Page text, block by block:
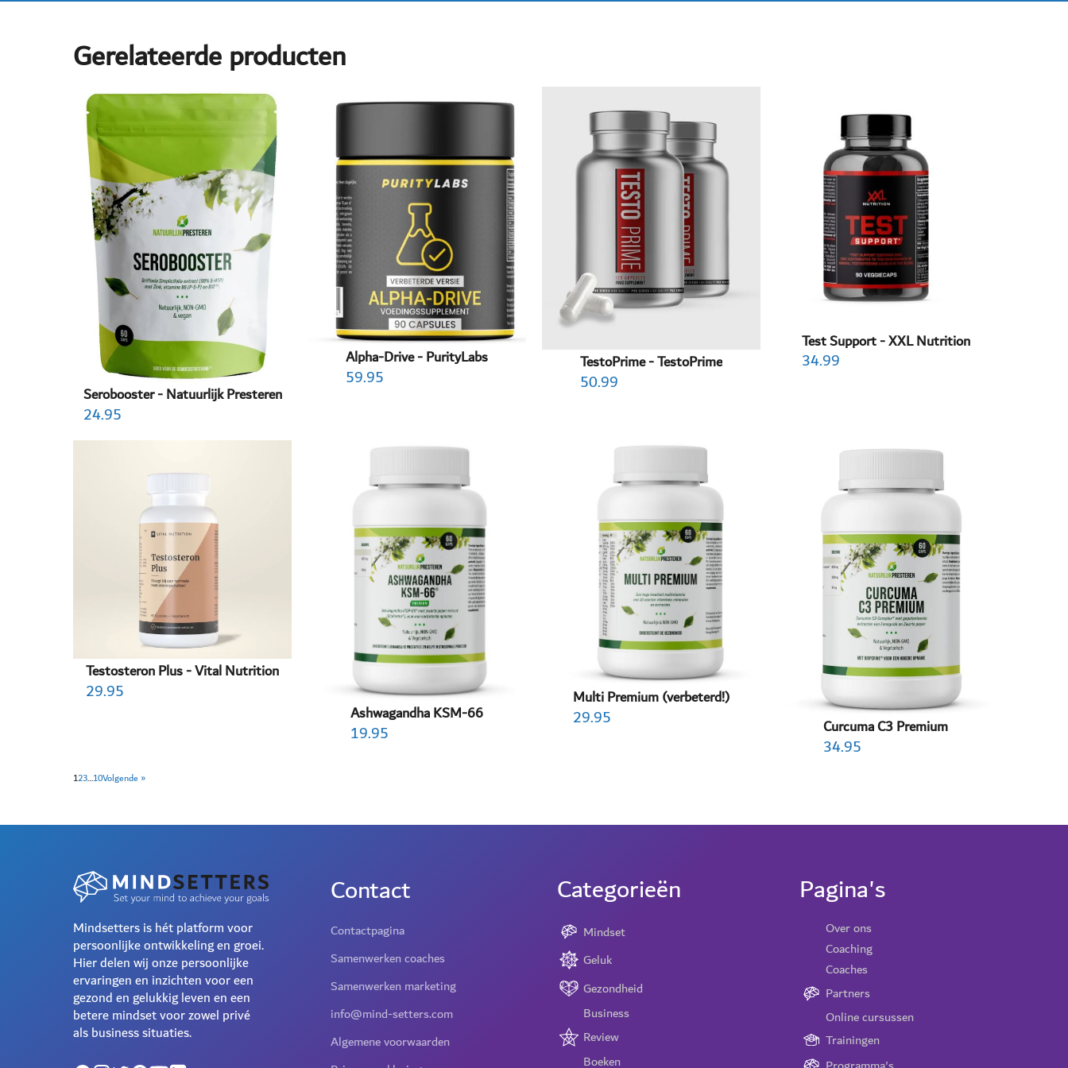
Gerelateerde producten
Serobooster - Natuurlijk Presteren
24.95
Alpha-Drive - PurityLabs
59.95
TestoPrime - TestoPrime
50.99
Test Support - XXL Nutrition
34.99
Testosteron Plus - Vital Nutrition
29.95
Ashwagandha KSM-66
19.95
Multi Premium (verbeterd!)
29.95 Curcuma C3 Premium
34.95
123…10Volgende »
Mindsetters is hét platform voor
persoonlijke ontwikkeling en groei.
Hier delen wij onze persoonlijke
ervaringen en inzichten voor een
gezond en gelukkig leven en een
betere mindset voor zowel privé
als business situaties.
Contact
Contactpagina
Samenwerken coaches
Samenwerken marketing
info@mind-setters.com
Algemene voorwaarden
Categorieën
Mindset
Geluk
Gezondheid
Business
Review
Boeken
Pagina's
Over ons
Coaching
Coaches
Partners
Online cursussen
Trainingen